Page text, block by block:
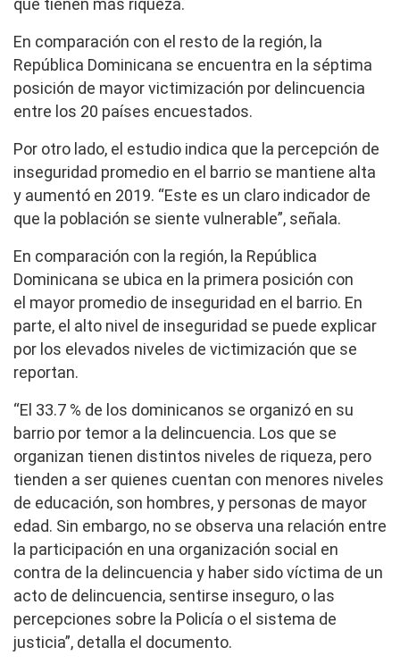
que tienen más riqueza.
En comparación con el resto de la región, la
República Dominicana se encuentra en la séptima
posición de mayor victimización por delincuencia
entre los 20 países encuestados.
Por otro lado, el estudio indica que la percepción de
inseguridad promedio en el barrio se mantiene alta
y aumentó en 2019. “Este es un claro indicador de
que la población se siente vulnerable”, señala.
En comparación con la región, la República
Dominicana se ubica en la primera posición con
el mayor promedio de inseguridad en el barrio. En
parte, el alto nivel de inseguridad se puede explicar
por los elevados niveles de victimización que se
reportan.
“El 33.7 % de los dominicanos se organizó en su
barrio por temor a la delincuencia. Los que se
organizan tienen distintos niveles de riqueza, pero
tienden a ser quienes cuentan con menores niveles
de educación, son hombres, y personas de mayor
edad. Sin embargo, no se observa una relación entre
la participación en una organización social en
contra de la delincuencia y haber sido víctima de un
acto de delincuencia, sentirse inseguro, o las
percepciones sobre la Policía o el sistema de
justicia”, detalla el documento.